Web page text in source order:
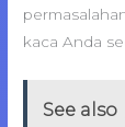
kaca Anda
See also